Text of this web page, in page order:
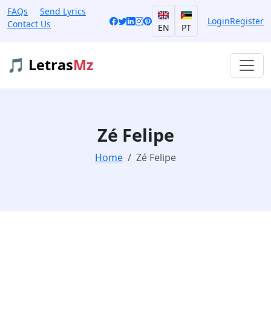
FAQs
Send Lyrics
Contact Us
EN PT
LoginRegister
🎵 LetrasMz
Zé Felipe
Home Zé Felipe